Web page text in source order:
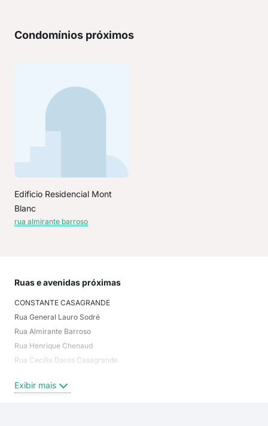
Condomínios próximos
Edificio Residencial Mont
Blanc
rua almirante barroso
Ruas e avenidas próximas
CONSTANTE CASAGRANDE
Rua General Lauro Sodré
Rua Almirante Barroso
Rua Henrique Chenaud
Rua Cecília Daros Casagrande
Rua Marechal Rondon
Exibir mais